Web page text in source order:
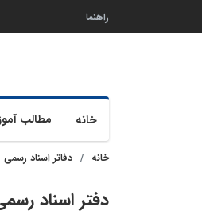
راهنما
خانه مطالب
خانه دفاتر اسناد رسمی
دفتر اسناد رسمی